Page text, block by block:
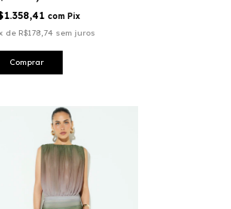
com Pix
de R$178,74 sem juros
Comprar